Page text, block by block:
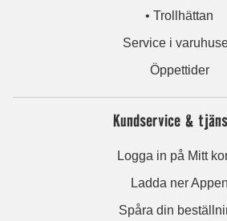
• Trollhättan
Service i
Öppettider
Kundservice &
Logga in på Mitt
Ladda ner Appen
Spåra din